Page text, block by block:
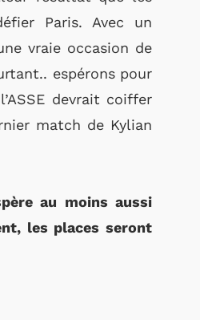
Paris. Avec un
vraie occasion de
espérons pour
devrait coiffer
match de Kylian
au moins aussi
les places seront